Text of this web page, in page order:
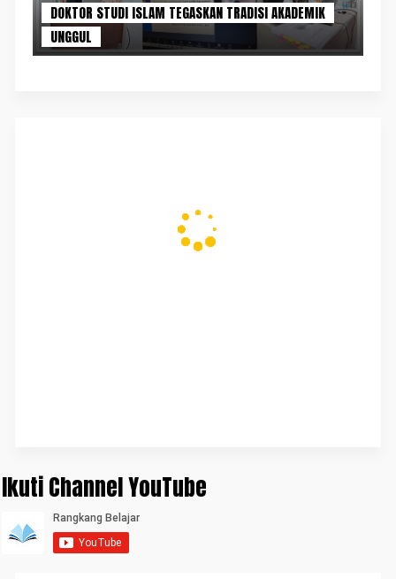
DOKTOR STUDI ISLAM TEGASKAN TRADISI AKADEMIK
UNGGUL
Ikuti Channel YouTube